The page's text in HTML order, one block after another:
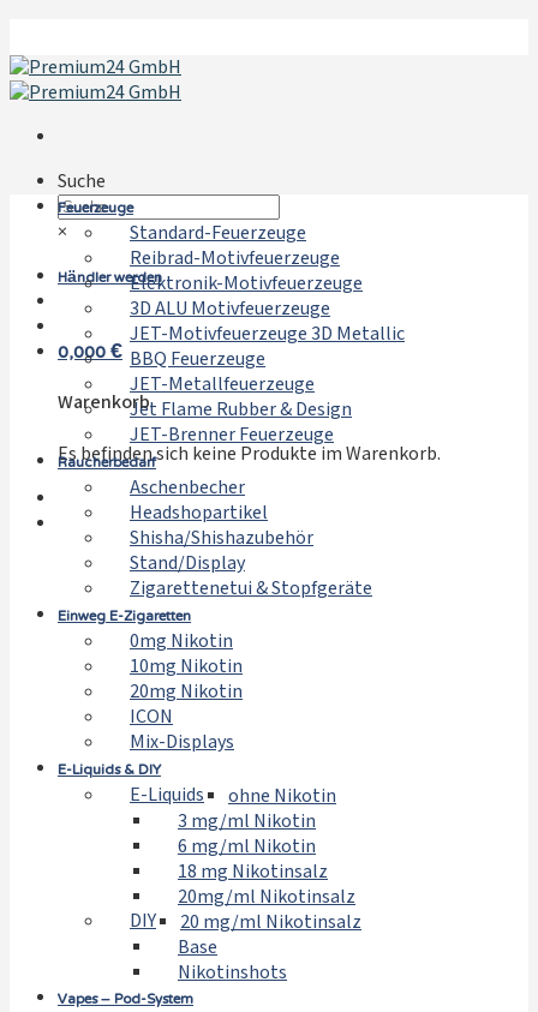
Inhalt
springen
Suche
×
Händler werden
0,000€
Warenkorb
Es befinden sich keine Produkte im Warenkorb.
Feuerzeuge
Standard-Feuerzeuge
Reibrad-Motivfeuerzeuge
Elektronik-Motivfeuerzeuge
3D ALU Motivfeuerzeuge
JET-Motivfeuerzeuge 3D Metallic
BBQ Feuerzeuge
JET-Metallfeuerzeuge
Jet Flame Rubber & Design
JET-Brenner Feuerzeuge
Raucherbedarf
Aschenbecher
Headshopartikel
Shisha/Shishazubehör
Stand/Display
Zigarettenetui & Stopfgeräte
Einweg E-Zigaretten
0mg Nikotin
10mg Nikotin
20mg Nikotin
ICON
Mix-Displays
E-Liquids & DIY
E-Liquids
ohne Nikotin
3 mg/ml Nikotin
6 mg/ml Nikotin
18 mg Nikotinsalz
20mg/ml Nikotinsalz
DIY
20 mg/ml Nikotinsalz
Base
Nikotinshots
Vapes – Pod-System